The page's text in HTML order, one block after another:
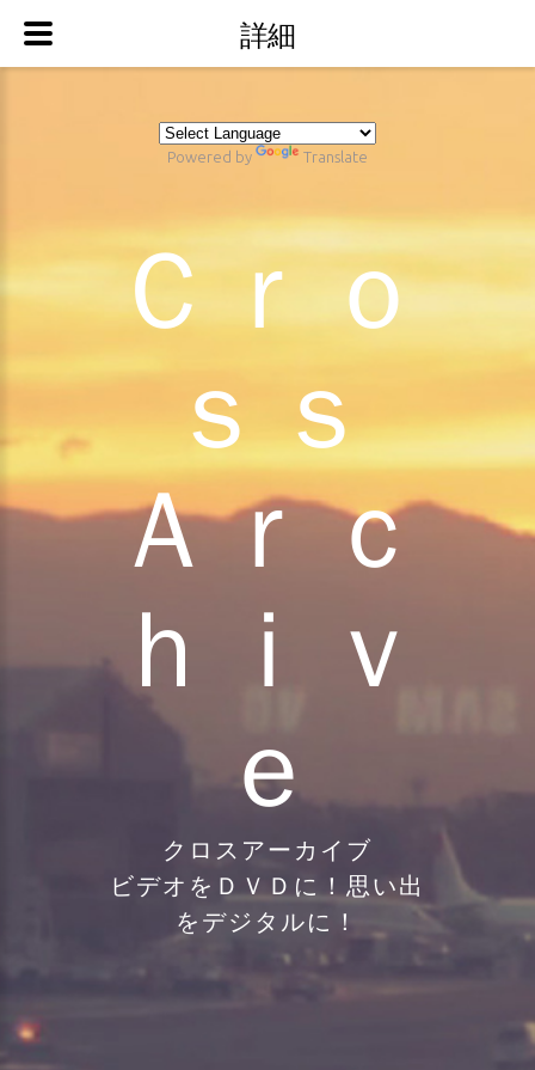
Powered by Translate
Ｃｒｏ
ｓｓ
Ａｒｃ
ｈｉｖ
ｅ
クロスアーカイブ
ビデオをＤＶＤに！思い出
をデジタルに！
詳細